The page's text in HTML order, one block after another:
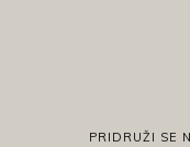
PRIDRUŽI SE